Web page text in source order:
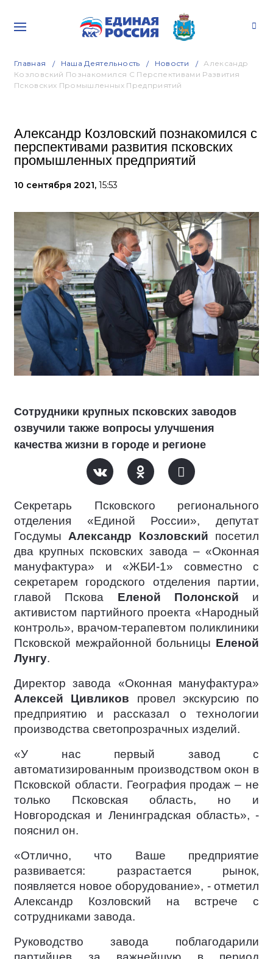
Главная Наша Деятельность Новости
Александр
Козловский Познакомился С Перспективами Развития
Псковских Промышленных Предприятий
Александр Козловский познакомился с
перспективами развития псковских
промышленных предприятий
10 сентября 2021, 15:53
Сотрудники крупных псковских заводов
озвучили также вопросы улучшения
качества жизни в городе и регионе
Секретарь Псковского регионального
отделения «Единой России», депутат
Госдумы Александр Козловский посетил
два крупных псковских завода – «Оконная
мануфактура» и «ЖБИ-1» совместно с
секретарем городского отделения партии,
главой Пскова Еленой Полонской и
активистом партийного проекта «Народный
контроль», врачом-терапевтом поликлиники
Псковской межрайонной больницы Еленой
Лунгу.
Директор завода «Оконная мануфактура»
Алексей Цивликов провел экскурсию по
предприятию и рассказал о технологии
производства светопрозрачных изделий.
«У нас первый завод с
автоматизированным производством окон в
Псковской области. География продаж – не
только Псковская область, но и
Новгородская и Ленинградская область», -
пояснил он.
«Отлично, что Ваше предприятие
развивается: разрастается рынок,
появляется новое оборудование», - отметил
Александр Козловский на встрече с
сотрудниками завода.
Руководство завода поблагодарили